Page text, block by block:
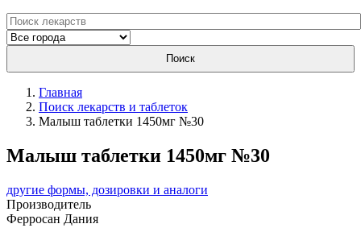
Поиск
Главная
Поиск лекарств и таблеток
Малыш таблетки 1450мг №30
Малыш таблетки 1450мг №30
другие формы, дозировки и аналоги
Производитель
Ферросан Дания